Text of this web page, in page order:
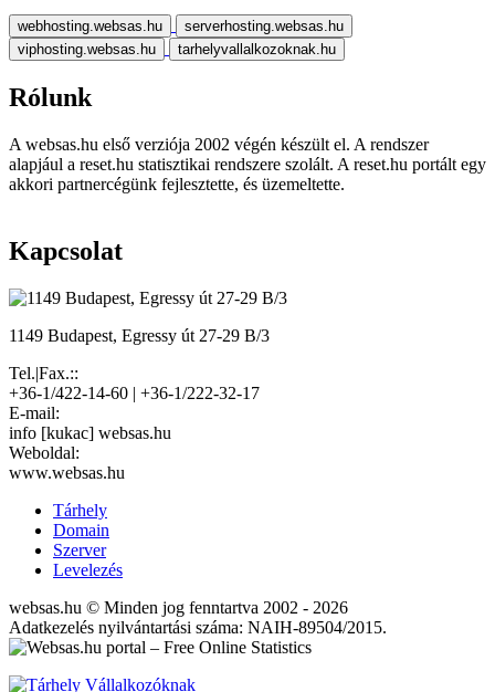
webhosting.websas.hu
serverhosting.websas.hu
viphosting.websas.hu
tarhelyvallalkozoknak.hu
Rólunk
A websas.hu első verziója 2002 végén készült el. A rendszer
alapjául a reset.hu statisztikai rendszere szolált. A reset.hu portált egy
akkori partnercégünk fejlesztette, és üzemeltette.
Kapcsolat
1149 Budapest, Egressy út 27-29 B/3
Tel.|Fax.::
+36-1/422-14-60 | +36-1/222-32-17
E-mail:
info [kukac] websas.hu
Weboldal:
www.websas.hu
Tárhely
Domain
Szerver
Levelezés
websas.hu © Minden jog fenntartva 2002 - 2026
Adatkezelés nyilvántartási száma: NAIH-89504/2015.